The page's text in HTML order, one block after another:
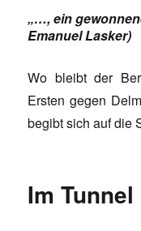
„…, ein
Emanuel Lasker)
Wo bleibt der
Ersten gegen
begibt sich auf die
Im Tunnel